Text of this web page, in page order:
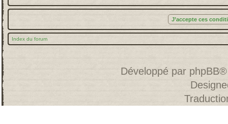
Index du forum
Développé par phpBB®